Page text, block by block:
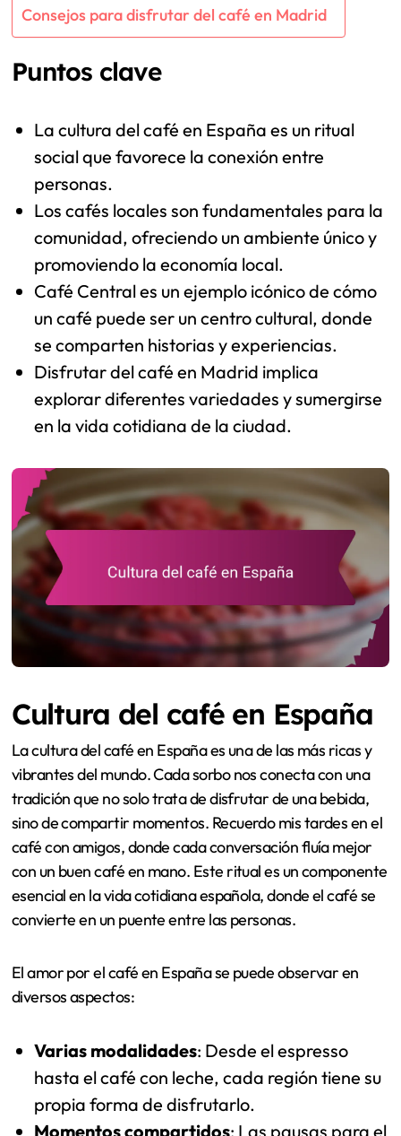
Consejos para disfrutar del café en Madrid
Puntos clave
La cultura del café en España es un ritual
social que favorece la conexión entre
personas.
Los cafés locales son fundamentales para la
comunidad, ofreciendo un ambiente único y
promoviendo la economía local.
Café Central es un ejemplo icónico de cómo
un café puede ser un centro cultural, donde
se comparten historias y experiencias.
Disfrutar del café en Madrid implica
explorar diferentes variedades y sumergirse
en la vida cotidiana de la ciudad.
Cultura del café en España
La cultura del café en España es una de las más ricas y
vibrantes del mundo. Cada sorbo nos conecta con una
tradición que no solo trata de disfrutar de una bebida,
sino de compartir momentos. Recuerdo mis tardes en el
café con amigos, donde cada conversación fluía mejor
con un buen café en mano. Este ritual es un componente
esencial en la vida cotidiana española, donde el café se
convierte en un puente entre las personas.
El amor por el café en España se puede observar en
diversos aspectos:
Varias modalidades: Desde el espresso
hasta el café con leche, cada región tiene su
propia forma de disfrutarlo.
Momentos compartidos: Las pausas para el